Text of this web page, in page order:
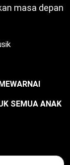
masa depan
SEMUA ANAK